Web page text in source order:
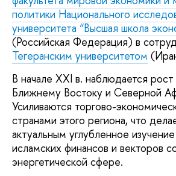
политики Национального
университета “Высшая школа
(Российская Федерация) в
Тегеранским университетом
В начале XXI в. наблюдается
Ближнему Востоку и Северной
Усиливаются торгово-
странами этого региона, что
актуальным углубленное
исламских финансов и векторов
энергетической сфере.